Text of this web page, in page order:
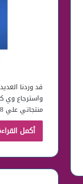
قد وردنا
واسترجاع وي
منتجاتي علي wecre8؟…
أكمل